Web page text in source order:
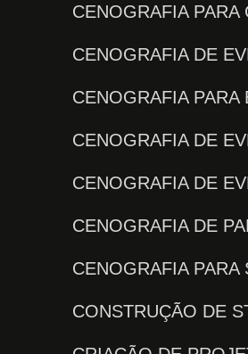
CENOGRAFIA
CENOGRAFIA DE
CENOGRAFIA
CENOGRAFIA DE
CENOGRAFIA DE
CENOGRAFIA DE
CENOGRAFIA
CONSTRUÇÃO DE